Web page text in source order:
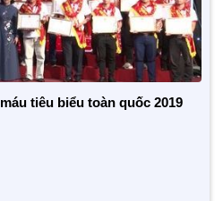
tiêu biểu toàn quốc 2019